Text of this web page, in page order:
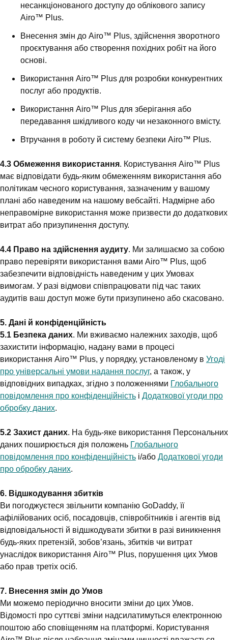
несанкціонованого доступу до облікового запису
Airo™ Plus.
Внесення змін до Airo™ Plus, здійснення зворотного
проєктування або створення похідних робіт на його
основі.
Використання Airo™ Plus для розробки конкурентних
послуг або продуктів.
Використання Airo™ Plus для зберігання або
передавання шкідливого коду чи незаконного вмісту.
Втручання в роботу й систему безпеки Airo™ Plus.
4.3 Обмеження використання. Користування Airo™ Plus
має відповідати будь-яким обмеженням використання або
політикам чесного користування, зазначеним у вашому
плані або наведеним на нашому вебсайті. Надмірне або
неправомірне використання може призвести до додаткових
витрат або призупинення доступу.
4.4 Право на здійснення аудиту. Ми залишаємо за собою
право перевіряти використання вами Airo™ Plus, щоб
забезпечити відповідність наведеним у цих Умовах
вимогам. У разі відмови співпрацювати під час таких
аудитів ваш доступ може бути призупинено або скасовано.
5. Дані й конфіденційність
5.1 Безпека даних. Ми вживаємо належних заходів, щоб
захистити інформацію, надану вами в процесі
використання Airo™ Plus, у порядку, установленому в Угоді
про універсальні умови надання послуг, а також, у
відповідних випадках, згідно з положеннями Глобального
повідомлення про конфіденційність і Додаткової угоди про
обробку даних.
5.2 Захист даних. На будь-яке використання Персональних
даних поширюється дія положень Глобального
повідомлення про конфіденційність і/або Додаткової угоди
про обробку даних.
6. Відшкодування збитків
Ви погоджуєтеся звільнити компанію GoDaddy, її
афілійованих осіб, посадовців, співробітників і агентів від
відповідальності й відшкодувати збитки в разі виникнення
будь-яких претензій, зобов’язань, збитків чи витрат
унаслідок використання Airo™ Plus, порушення цих Умов
або прав третіх осіб.
7. Внесення змін до Умов
Ми можемо періодично вносити зміни до цих Умов.
Відомості про суттєві зміни надсилатимуться електронною
поштою або сповіщенням на платформі. Користування